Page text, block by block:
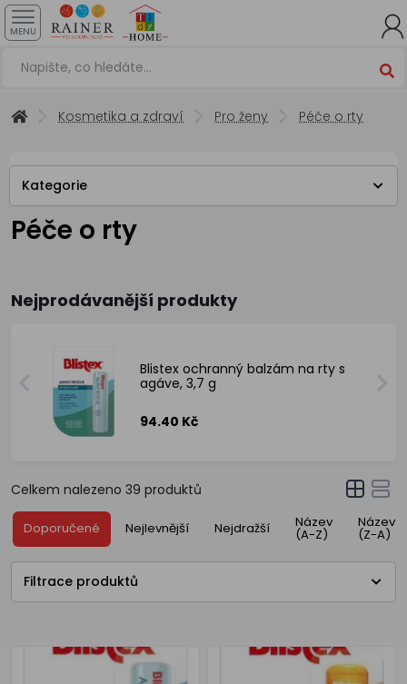
MENU
Kosmetika a zdraví Pro ženy Péče o rty
Kategorie
Péče o rty
Nejprodávanější produkty
Blistex ochranný balzám na rty s
agáve, 3,7 g
94.40 Kč
Celkem nalezeno 39 produktů
Doporučené Nejlevnější Nejdražší Název
(A-Z)
Název
(Z-A)
Filtrace produktů